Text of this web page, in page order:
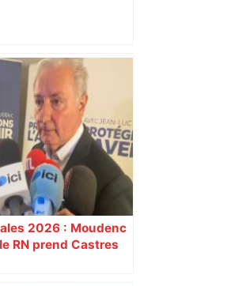
retour à
le Stade
face à
Top 14 –
2026 : Moudenc
RN prend Castres